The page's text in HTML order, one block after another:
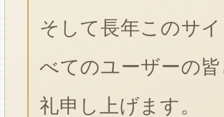
そして長年このサ
べてのユーザーの
礼申し上げます。